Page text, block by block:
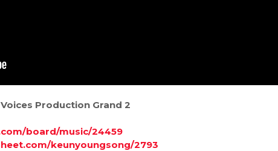
Production Grand 2
board/music/24459
keunyoungsong/2793